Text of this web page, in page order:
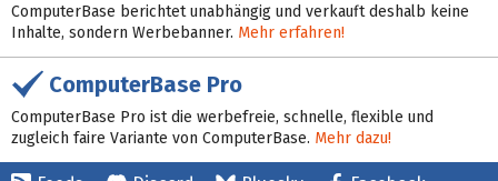
ComputerBase berichtet unabhängig und verkauft deshalb keine
Inhalte, sondern Werbebanner. Mehr erfahren!
ComputerBase Pro
ComputerBase Pro ist die werbefreie, schnelle, flexible und
zugleich faire Variante von ComputerBase. Mehr dazu!